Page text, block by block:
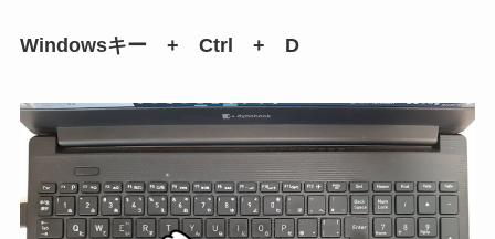
Windowsキー + Ctrl + D